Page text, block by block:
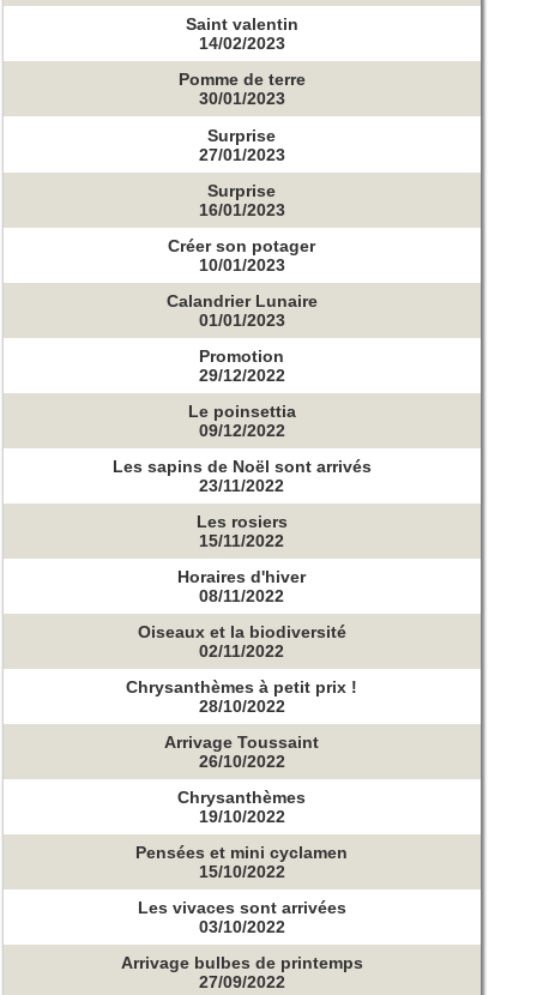
Saint valentin
14/02/2023
Pomme de terre
30/01/2023
Surprise
27/01/2023
Surprise
16/01/2023
Créer son potager
10/01/2023
Calandrier Lunaire
01/01/2023
Promotion
29/12/2022
Le poinsettia
09/12/2022
Les sapins de Noël sont arrivés
23/11/2022
Les rosiers
15/11/2022
Horaires d'hiver
08/11/2022
Oiseaux et la biodiversité
02/11/2022
Chrysanthèmes à petit prix !
28/10/2022
Arrivage Toussaint
26/10/2022
Chrysanthèmes
19/10/2022
Pensées et mini cyclamen
15/10/2022
Les vivaces sont arrivées
03/10/2022
Arrivage bulbes de printemps
27/09/2022